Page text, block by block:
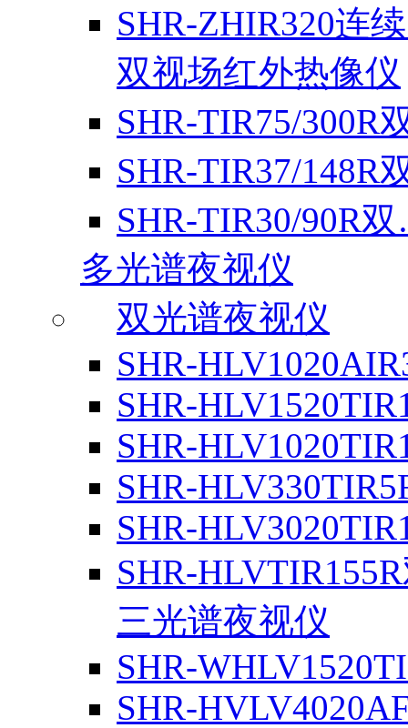
SHR-ZHIR320连
双视场红外热像仪
SHR-TIR75/300R
SHR-TIR37/148R
SHR-TIR30/90R
多光谱夜视仪
双光谱夜视仪
SHR-
SHR-
SHR-
SHR-
SHR-
SHR-
三光谱夜视仪
SHR-
SHR-